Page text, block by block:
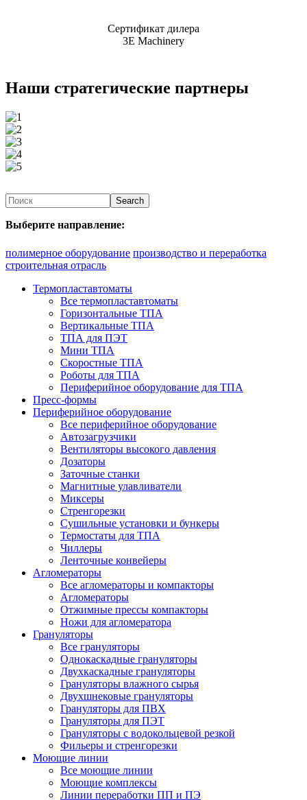
Сертификат дилера
3Е Machinery
Наши стратегические партнеры
Search
Выберите направление:
полимерное оборудование производство и переработка
строительная отрасль
Термопластавтоматы
Все термопластавтоматы
Горизонтальные ТПА
Вертикальные ТПА
ТПА для ПЭТ
Мини ТПА
Скоростные ТПА
Роботы для ТПА
Периферийное оборудование для ТПА
Пресс-формы
Периферийное оборудование
Все периферийное оборудование
Автозагрузчики
Вентиляторы высокого давления
Дозаторы
Заточные станки
Магнитные улавливатели
Миксеры
Стренгорезки
Сушильные установки и бункеры
Термостаты для ТПА
Чиллеры
Ленточные конвейеры
Агломераторы
Все агломераторы и компакторы
Агломераторы
Отжимные прессы компакторы
Ножи для агломератора
Грануляторы
Все грануляторы
Однокаскадные грануляторы
Двухкаскадные грануляторы
Грануляторы влажного сырья
Двухшнековые грануляторы
Грануляторы для ПВХ
Грануляторы для ПЭТ
Грануляторы с водокольцевой резкой
Фильеры и стренгорезки
Моющие линии
Все моющие линии
Моющие комплексы
Линии переработки ПП и ПЭ